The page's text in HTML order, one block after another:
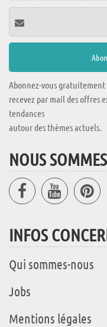
Abonnez-vous
recevez par mail des offres
tendances
autour des thèmes actuels.
NOUS
INFOS
Qui sommes-nous
Jobs
Mentions légales